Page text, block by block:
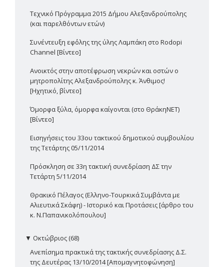
Τεχνικό Πρόγραμμα 2015 Δήμου Αλεξανδρούπολης
(και παρελθόντων ετών)
Συνέντευξη εφ΄όλης της ύλης Λαμπάκη στο Rodopi
Channel [Βίντεο]
Ανοικτός στην αποτέφρωση νεκρών και οστών ο
μητροπολίτης Αλεξανδρούπολης κ. Άνθιμος!
[Ηχητικό, βίντεο]
Όμορφα ξύλα, όμορφα καίγονται (στο ΘράκηΝΕΤ)
[Βίντεο]
Εισηγήσεις του 33ου τακτικού δημοτικού συμβουλίου
της Τετάρτης 05/11/2014
Πρόσκληση σε 33η τακτική συνεδρίαση ΔΣ την
Τετάρτη 5/11/2014
Θρακικό Πέλαγος (Ελληνο-Τουρκικά Συμβάντα με
Αλιευτικά Σκάφη) - Ιστορικό και Προτάσεις [άρθρο του
κ. Ν.Παπανικολόπουλου]
▼ Οκτώβριος (68)
Ανεπίσημα πρακτικά της τακτικής συνεδρίασης Δ.Σ.
της Δευτέρας 13/10/2014 [Απομαγνητοφώνηση]